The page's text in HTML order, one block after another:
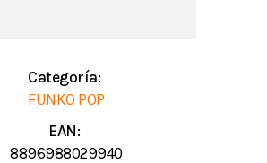
Categoría:
FUNKO POP
EAN:
8896988029940